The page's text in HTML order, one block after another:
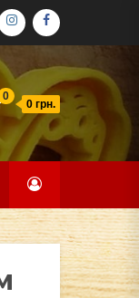
ІНСТАГРАМ
ФЕЙСБУК
0
0 грн.